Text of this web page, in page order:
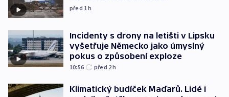
před 1h
Incidenty s drony na letišti v Lipsku
vyšetřuje Německo jako úmyslný
pokus o způsobení exploze
10:56 před 2h
Klimatický budíček Maďarů. Lidé i